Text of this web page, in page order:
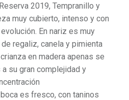
2019, Tempranillo y
muy cubierto, intenso y con
En nariz es muy
regaliz, canela y pimienta
en madera apenas se
su gran complejidad y
es fresco, con taninos